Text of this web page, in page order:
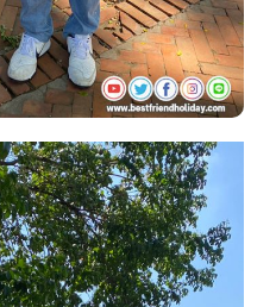
Search